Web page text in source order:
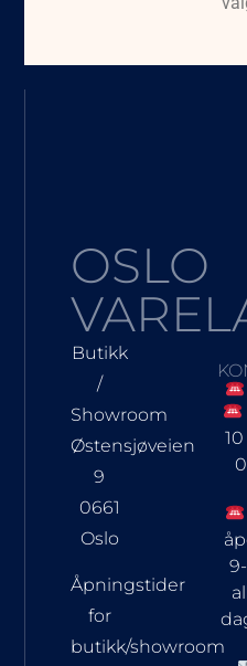
OSLO
Butikk
/
Showroom
Østensjøveien
9
0661
Oslo
Åpningstider
for
butikk/showroom